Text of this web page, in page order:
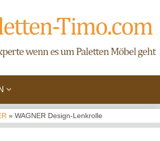
» WAGNER Design-Lenkrolle